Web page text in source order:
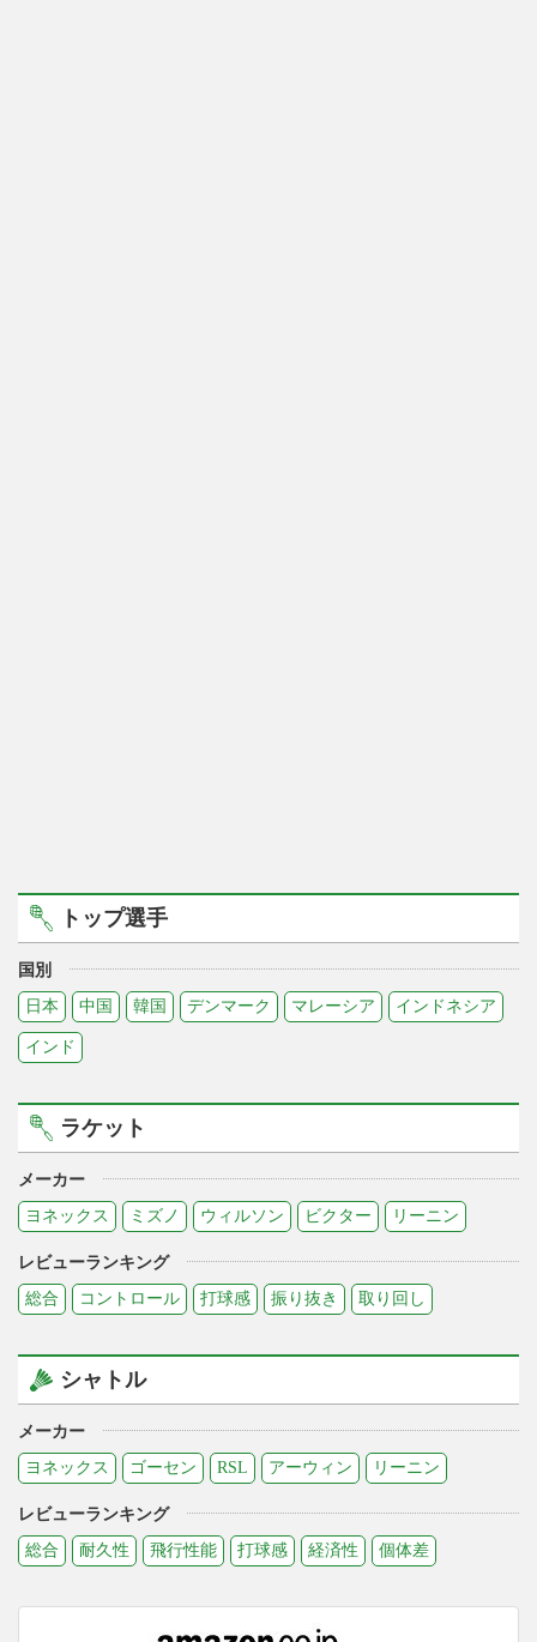
トップ選手
国別
日本
中国 韓国 デンマーク マレーシア インドネシア
インド
ラケット
メーカー
ヨネックス
ミズノ ウィルソン ビクター リーニン
レビューランキング
総合
コントロール 打球感 振り抜き 取り回し
シャトル
メーカー
ヨネックス
ゴーセン RSL アーウィン リーニン
レビューランキング
総合
耐久性 飛行性能 打球感 経済性 個体差